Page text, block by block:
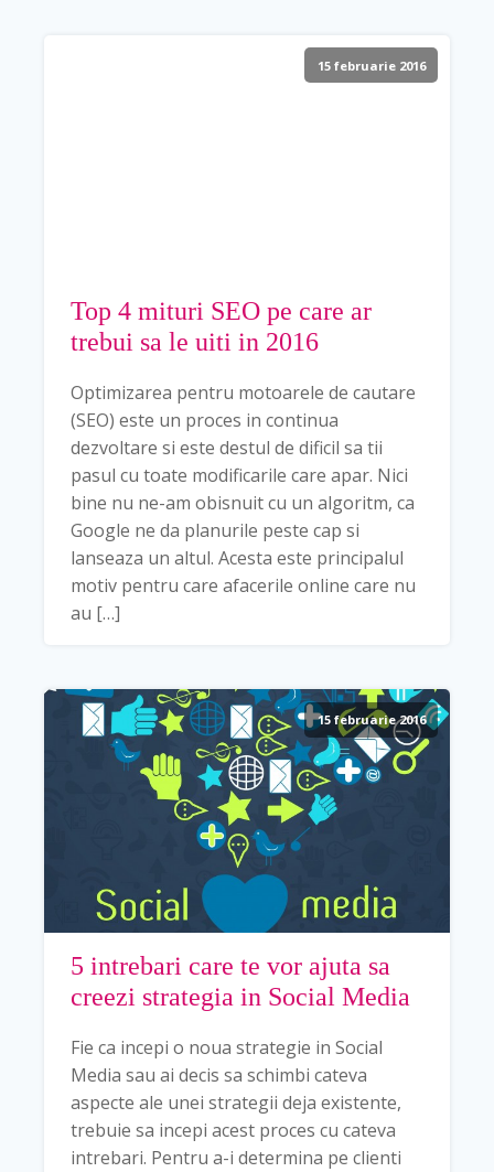
15 februarie 2016
Top 4 mituri SEO pe care ar
trebui sa le uiti in 2016
Optimizarea pentru motoarele de cautare
(SEO) este un proces in continua
dezvoltare si este destul de dificil sa tii
pasul cu toate modificarile care apar. Nici
bine nu ne-am obisnuit cu un algoritm, ca
Google ne da planurile peste cap si
lanseaza un altul. Acesta este principalul
motiv pentru care afacerile online care nu
au […]
15 februarie 2016
5 intrebari care te vor ajuta sa
creezi strategia in Social Media
Fie ca incepi o noua strategie in Social
Media sau ai decis sa schimbi cateva
aspecte ale unei strategii deja existente,
trebuie sa incepi acest proces cu cateva
intrebari. Pentru a-i determina pe clienti